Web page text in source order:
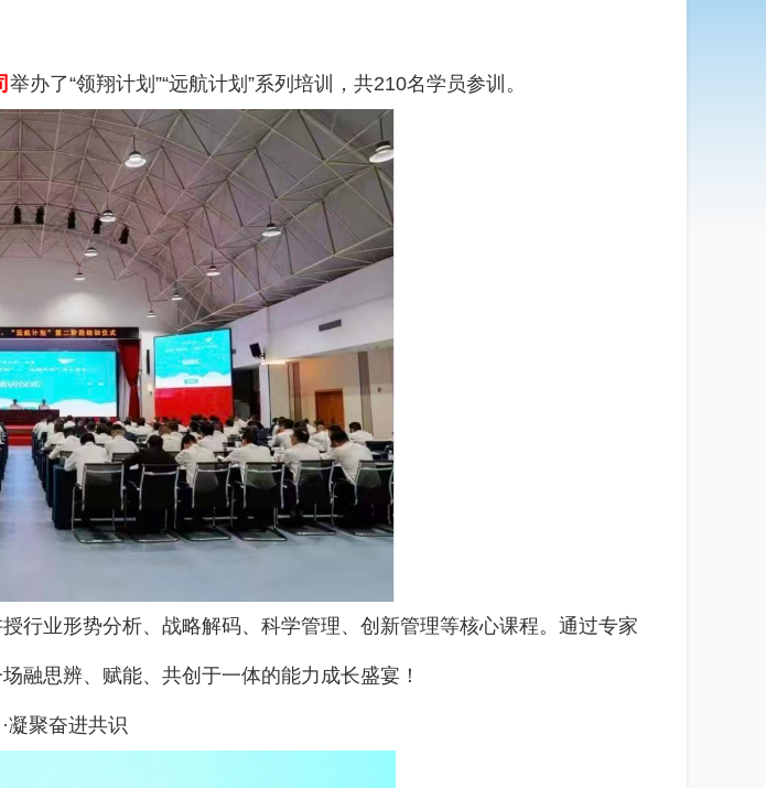
举办了“领翔计划”“远航计划”系列培训，共210名学员参训。
行业形势分析、战略解码、科学管理、创新管理等核心课程。通过专家
融思辨、赋能、共创于一体的能力成长盛宴！
凝聚奋进共识